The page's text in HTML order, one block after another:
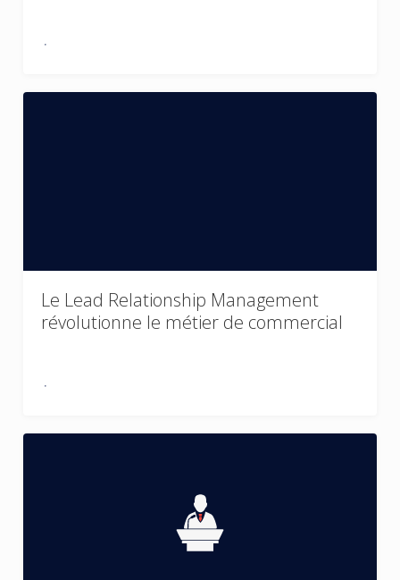
Le Lead Relationship Management
révolutionne le métier de commercial